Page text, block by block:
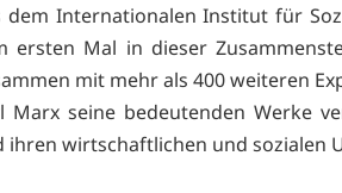
dem Internationalen Institut für
ersten Mal in dieser
mit mehr als 400 weiteren
Marx seine bedeutenden Werke
ihren wirtschaftlichen und sozialen